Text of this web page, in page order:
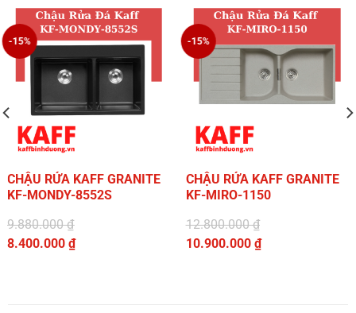
-15%
CHẬU RỬA KAFF GRANITE
KF-MONDY-8552S
9.880.000₫
Giá
8.400.000₫
-15%
CHẬU RỬA KAFF GRANITE
KF-MIRO-1150
12.800.000₫
Giá
10.900.000 ₫